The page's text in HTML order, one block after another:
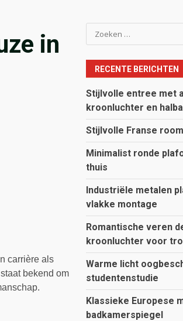
in
carrière als
bekend om
Zoeken
naar:
RECENTE BERICHTEN
Stijlvolle entree met
kroonluchter en
Stijlvolle Franse
Minimalist ronde
thuis
Industriële metalen
vlakke montage
Romantische veren
kroonluchter voor
Warme licht
studentenstudie
Klassieke Europese
badkamerspiegel